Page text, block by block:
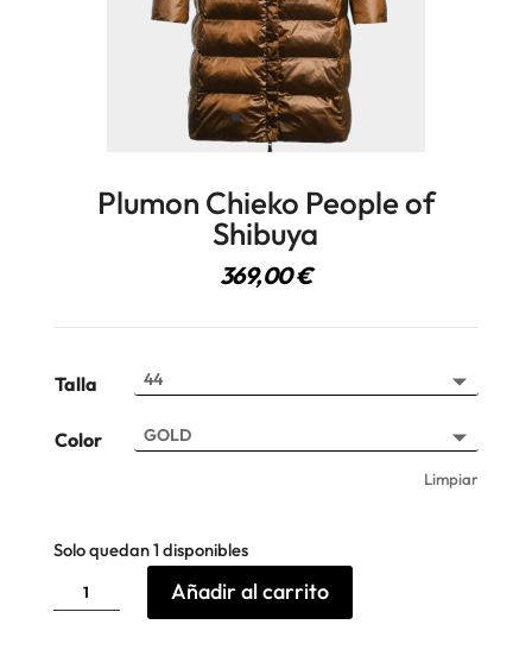
Plumon Chieko People of
Shibuya
369,00€
Talla
Color
Limpiar
Solo quedan 1 disponibles
Plumon
Chieko
People
Añadir al carrito